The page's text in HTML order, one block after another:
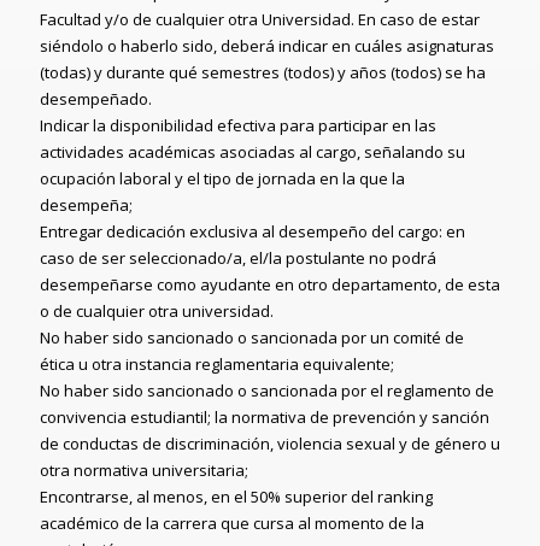
Facultad y/o de cualquier otra Universidad. En caso de estar
siéndolo o haberlo sido, deberá indicar en cuáles asignaturas
(todas) y durante qué semestres (todos) y años (todos) se ha
desempeñado.
Indicar la disponibilidad efectiva para participar en las
actividades académicas asociadas al cargo, señalando su
ocupación laboral y el tipo de jornada en la que la
desempeña;
Entregar dedicación exclusiva al desempeño del cargo: en
caso de ser seleccionado/a, el/la postulante no podrá
desempeñarse como ayudante en otro departamento, de esta
o de cualquier otra universidad.
No haber sido sancionado o sancionada por un comité de
ética u otra instancia reglamentaria equivalente;
No haber sido sancionado o sancionada por el reglamento de
convivencia estudiantil; la normativa de prevención y sanción
de conductas de discriminación, violencia sexual y de género u
otra normativa universitaria;
Encontrarse, al menos, en el 50% superior del ranking
académico de la carrera que cursa al momento de la